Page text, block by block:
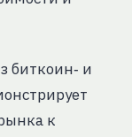
биткоин‑ и
к